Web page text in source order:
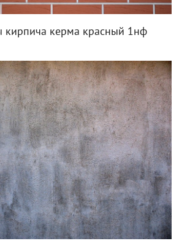
кирпича керма красный 1нф